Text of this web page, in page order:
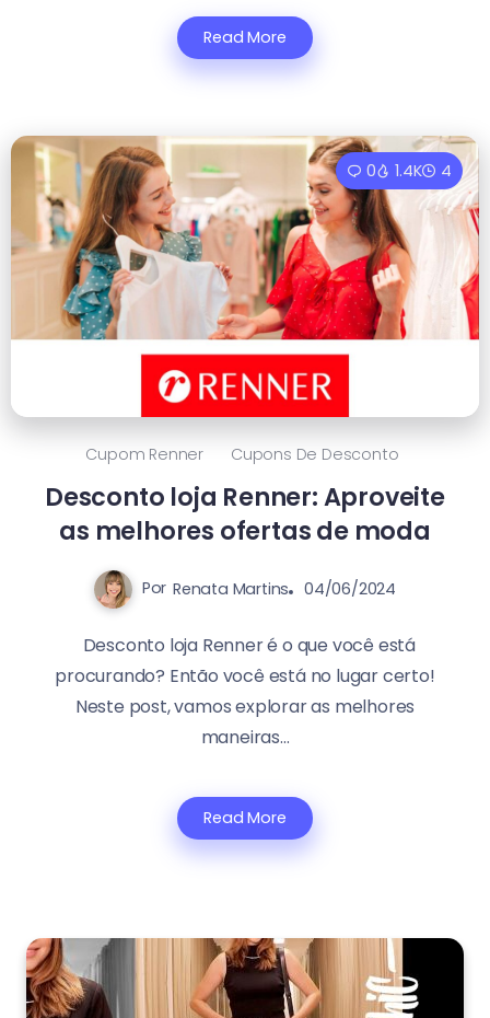
Read More
0 1.4K 4
Cupom Renner Cupons De Desconto
Desconto loja Renner: Aproveite
as melhores ofertas de moda
Por Renata Martins 04/06/2024
Desconto loja Renner é o que você está
procurando? Então você está no lugar certo!
Neste post, vamos explorar as melhores
maneiras...
Read More